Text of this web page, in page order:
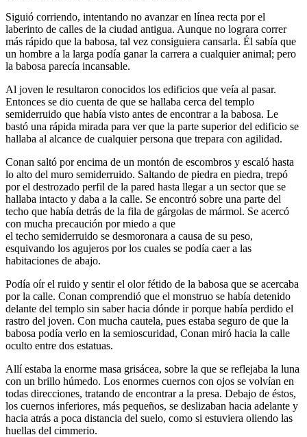
Siguió corriendo, intentando no avanzar en línea recta por el
laberinto de calles de la ciudad antigua. Aunque no lograra correr
más rápido que la babosa, tal vez consiguiera cansarla. Él sabía que
un hombre a la larga podía ganar la carrera a cualquier animal; pero
la babosa parecía incansable.
Al joven le resultaron conocidos los edificios que veía al pasar.
Entonces se dio cuenta de que se hallaba cerca del templo
semiderruido que había visto antes de encontrar a la babosa. Le
bastó una rápida mirada para ver que la parte superior del edificio se
hallaba al alcance de cualquier persona que trepara con agilidad.
Conan saltó por encima de un montón de escombros y escaló hasta
lo alto del muro semiderruido. Saltando de piedra en piedra, trepó
por el destrozado perfil de la pared hasta llegar a un sector que se
hallaba intacto y daba a la calle. Se encontró sobre una parte del
techo que había detrás de la fila de gárgolas de mármol. Se acercó
con mucha precaución por miedo a que
el techo semiderruido se desmoronara a causa de su peso,
esquivando los agujeros por los cuales se podía caer a las
habitaciones de abajo.
Podía oír el ruido y sentir el olor fétido de la babosa que se acercaba
por la calle. Conan comprendió que el monstruo se había detenido
delante del templo sin saber hacia dónde ir porque había perdido el
rastro del joven. Con mucha cautela, pues estaba seguro de que la
babosa podía verlo en la semioscuridad, Conan miró hacia la calle
oculto entre dos estatuas.
Allí estaba la enorme masa grisácea, sobre la que se reflejaba la luna
con un brillo húmedo. Los enormes cuernos con ojos se volvían en
todas direcciones, tratando de encontrar a la presa. Debajo de éstos,
los cuernos inferiores, más pequeños, se deslizaban hacia adelante y
hacia atrás a poca distancia del suelo, como si estuviera oliendo las
huellas del cimmerio.